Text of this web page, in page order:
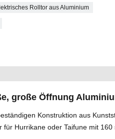
Rolltor aus Aluminium
große Öffnung
Konstruktion aus
Hurrikane oder Taifune mit 160